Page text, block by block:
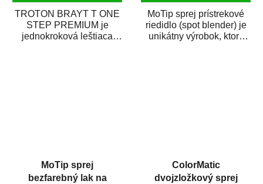
TROTON BRAYT T ONE
STEP PREMIUM je
jednokroková leštiaca
MoTip sprej prístrekové
riedidlo (spot blender) je
unikátny výrobok, ktorý
MoTip sprej
bezfarebný lak na
ColorMatic
dvojzložkový sprej